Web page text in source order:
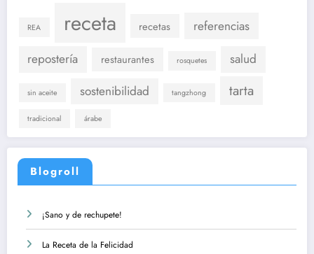
REA receta recetas
referencias
repostería
restaurantes rosquetes salud
sin aceite sostenibilidad tangzhong tarta
tradicional árabe
Blogroll
¡Sano y de rechupete!
La Receta de la Felicidad